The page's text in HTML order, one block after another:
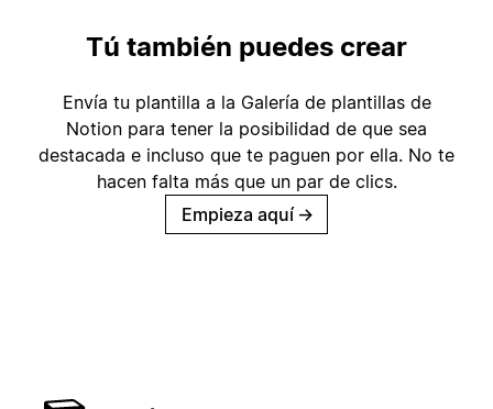
Tú también puedes crear
Envía tu plantilla a la Galería de plantillas de
Notion para tener la posibilidad de que sea
destacada e incluso que te paguen por ella. No te
hacen falta más que un par de clics.
Empieza aquí →